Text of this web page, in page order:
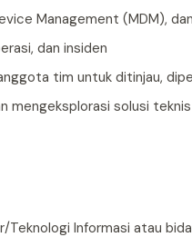
Management (MDM),
dan insiden
tim untuk ditinjau,
mengeksplorasi solusi
Informasi atau